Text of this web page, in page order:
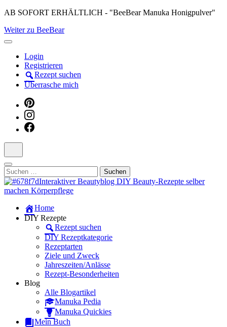
Skip
content
(Press
AB SOFORT ERHÄLTLICH - "BeeBear Manuka Honigpulver"
Weiter zu BeeBear
Login
Registrieren
Rezept suchen
Überrasche mich
Suchen
nach:
Manuka Magic – Natürlich schön:
Dein interaktiver DIY Beautyblog
Dein persönlicher interaktiver DIY Beautyblog
Home
DIY Rezepte
Rezept suchen
DIY Rezeptkategorie
Rezeptarten
Ziele und Zweck
Jahreszeiten/Anlässe
Rezept-Besonderheiten
Blog
Alle Blogartikel
Manuka Pedia
Manuka Quickies
Mein Buch